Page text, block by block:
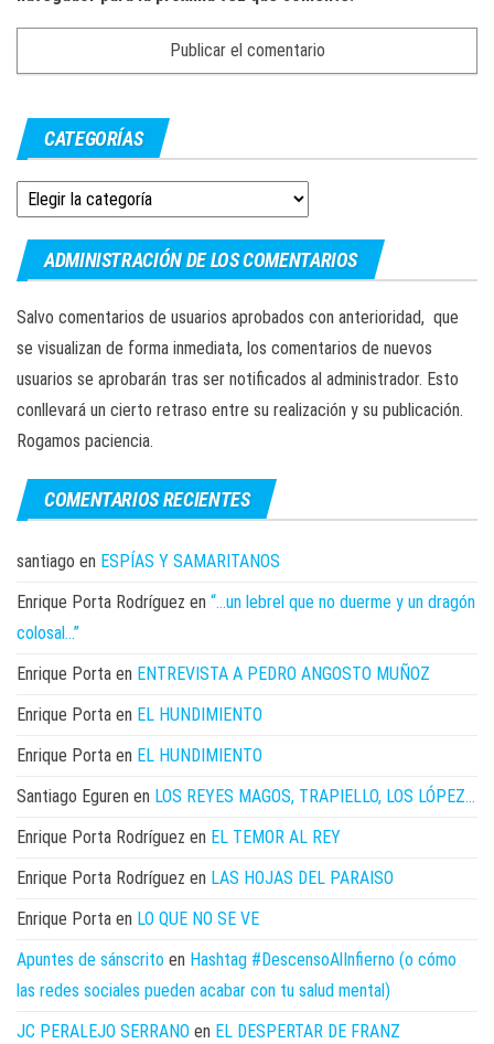
CATEGORÍAS
Categorías
ADMINISTRACIÓN DE LOS COMENTARIOS
Salvo comentarios de usuarios aprobados con anterioridad, que
se visualizan de forma inmediata, los comentarios de nuevos
usuarios se aprobarán tras ser notificados al administrador. Esto
conllevará un cierto retraso entre su realización y su publicación.
Rogamos paciencia.
COMENTARIOS RECIENTES
santiago en ESPÍAS Y SAMARITANOS
Enrique Porta Rodríguez en “…un lebrel que no duerme y un dragón
colosal…”
Enrique Porta en ENTREVISTA A PEDRO ANGOSTO MUÑOZ
Enrique Porta en EL HUNDIMIENTO
Enrique Porta en EL HUNDIMIENTO
Santiago Eguren en LOS REYES MAGOS, TRAPIELLO, LOS LÓPEZ…
Enrique Porta Rodríguez en EL TEMOR AL REY
Enrique Porta Rodríguez en LAS HOJAS DEL PARAISO
Enrique Porta en LO QUE NO SE VE
Apuntes de sánscrito en Hashtag #DescensoAlInfierno (o cómo
las redes sociales pueden acabar con tu salud mental)
JC PERALEJO SERRANO en EL DESPERTAR DE FRANZ